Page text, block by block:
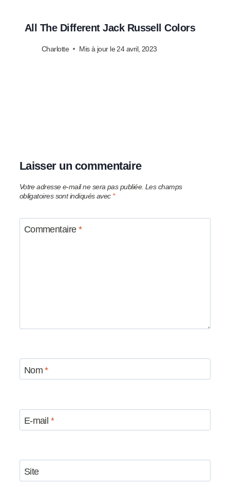
All The Different Jack Russell Colors
Charlotte Mis à jour le24 avril, 2023
Laisser un commentaire
Votre adresse e-mail ne sera pas publiée. Les champs
obligatoires sont indiqués avec *
Commentaire*
Nom*
E-mail *
Site